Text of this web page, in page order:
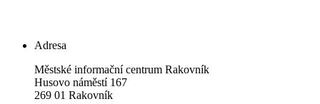
Adresa
Městské informační centrum Rakovník
Husovo náměstí 167
269 01 Rakovník